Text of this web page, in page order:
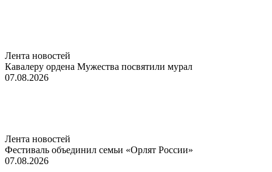
Лента новостей
Кавалеру ордена Мужества посвятили мурал
07.08.2026
Лента новостей
Фестиваль объединил семьи «Орлят России»
07.08.2026